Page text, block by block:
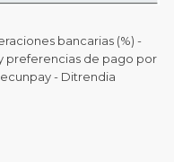
bancarias (%) -
preferencias de pago por
- Ditrendia